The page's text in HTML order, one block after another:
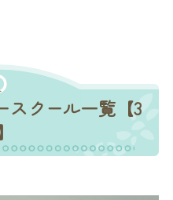
スクール一覧【3